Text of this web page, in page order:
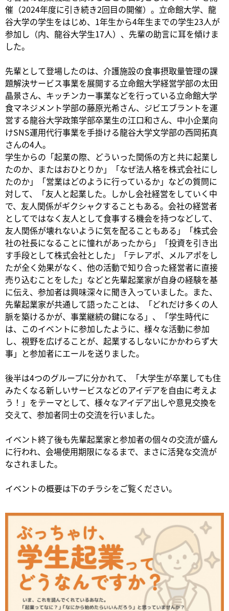
催（2024年度に引き続き2回目の開催）。立命館大学、龍
谷大学の学生をはじめ、1年生から4年生までの学生23人が
参加し（内、龍谷大学生17人）、先輩の助言に耳を傾けま
した。
先輩として登場したのは、介護施設の食事摂取量管理の課
題解決サービス事業を展開する立命館大学経営学部の太田
晶景さん、キッチンカー事業などを行っている立命館大学
食マネジメント学部の藤原光希さん、ジビエブラントを運
営する龍谷大学政策学部卒業生の江口和さん、中小企業向
けSNS運用代行事業を手掛ける龍谷大学文学部の西岡拓真
さんの4人。
学生からの「起業の際、どういった関係の方と共に起業し
たのか、またはおひとりか」「なぜ法人格を株式会社にし
たのか」「営業はどのように行っているか」などの質問に
対して、「友人と起業した。しかし会社経営をしていく中
で、友人関係がギクシャクすることもある。会社の経営者
としてではなく友人として食事する機会を持つなどして、
友人関係が壊れないように気を配ることもある」「株式会
社の社長になることに憧れがあったから」「投資を引き出
す手段として株式会社とした」「テレアポ、メルアポをし
たが全く効果がなく、他の活動で知り合った経営者に直接
売り込むことをした」などと先輩起業家が自身の経験を基
に伝え、参加者は興味深々に聞き入っていました。また、
先輩起業家が共通して語ったことは、「どれだけ多くの人
脈を築けるかが、事業継続の鍵になる」、「学生時代に
は、このイベントに参加したように、様々な活動に参加
し、視野を広げることが、起業するしないにかかわらず大
事」と参加者にエールを送りました。
後半は4つのグループに分かれて、「大学生が卒業しても住
みたくなる新しいサービスなどのアイデアを自由に考えよ
う！」をテーマとして、様々なアイデア出しや意見交換を
交えて、参加者同士の交流を行いました。
イベント終了後も先輩起業家と参加者の個々の交流が盛ん
に行われ、会場使用期限になるまで、まさに活発な交流が
なされました。
イベントの概要は下のチラシをご覧ください。